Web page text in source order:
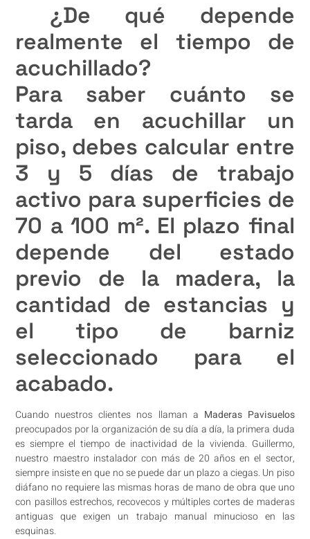
¿De qué depende
realmente el tiempo de
acuchillado?
Para saber cuánto se
tarda en acuchillar un
piso, debes calcular entre
3 y 5 días de trabajo
activo para superficies de
70 a 100 m². El plazo final
depende del estado
previo de la madera, la
cantidad de estancias y
el tipo de barniz
seleccionado para el
acabado.
Cuando nuestros clientes nos llaman a Maderas Pavisuelos
preocupados por la organización de su día a día, la primera duda
es siempre el tiempo de inactividad de la vivienda. Guillermo,
nuestro maestro instalador con más de 20 años en el sector,
siempre insiste en que no se puede dar un plazo a ciegas. Un piso
diáfano no requiere las mismas horas de mano de obra que uno
con pasillos estrechos, recovecos y múltiples cortes de maderas
antiguas que exigen un trabajo manual minucioso en las
esquinas.